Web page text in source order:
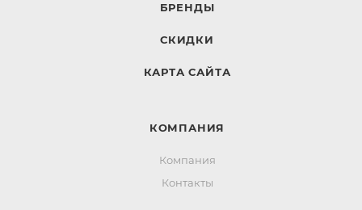
БРЕНДЫ
СКИДКИ
КАРТА САЙТА
КОМПАНИЯ
Компания
Контакты